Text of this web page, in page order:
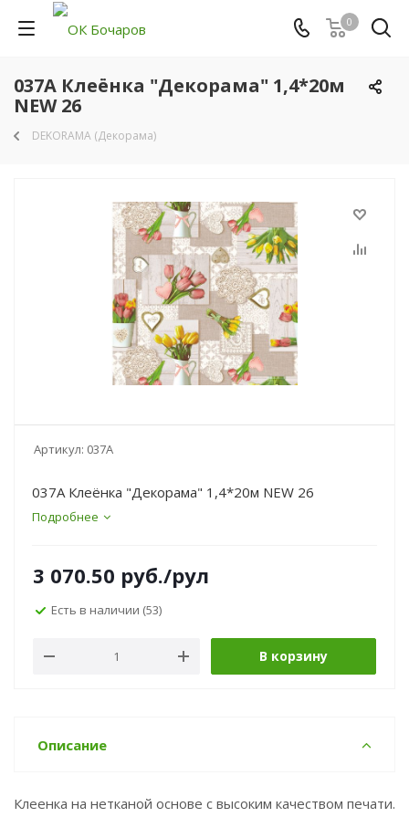
0
037A Клеёнка "Декорама" 1,4*20м
NEW 26
DEKORAMA (Декорама)
Артикул: 037A
037A Клеёнка "Декорама" 1,4*20м NEW 26
Подробнее
3 070.50 руб./рул
Есть в наличии (53)
В корзину
Описание
Клеенка на нетканой основе с высоким качеством печати.